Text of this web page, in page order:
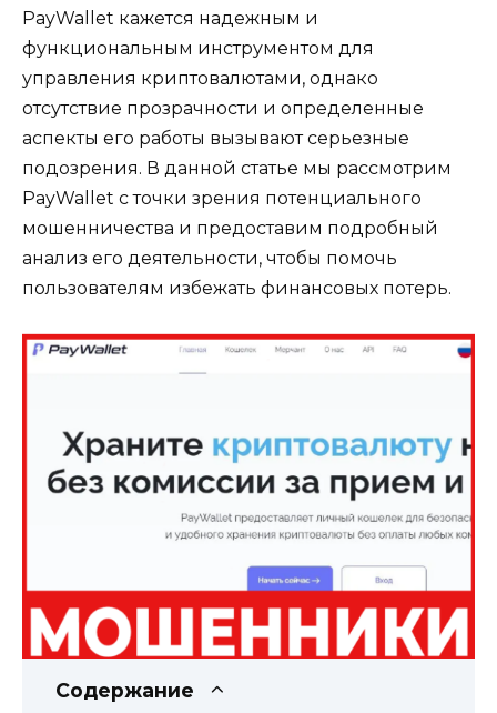
PayWallet кажется надежным и
функциональным инструментом для
управления криптовалютами, однако
отсутствие прозрачности и определенные
аспекты его работы вызывают серьезные
подозрения. В данной статье мы рассмотрим
PayWallet с точки зрения потенциального
мошенничества и предоставим подробный
анализ его деятельности, чтобы помочь
пользователям избежать финансовых потерь.
Содержание